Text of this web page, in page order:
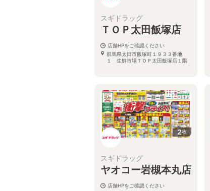
スギドラッグ
ＴＯＰ太田飯塚店
店舗HPをご確認ください
群馬県太田市飯塚町１９３３番地
１ 生鮮市場ＴＯＰ太田飯塚店１階
2枚
スギドラッグ
ヤオコー岩槻本丸店
店舗HPをご確認ください